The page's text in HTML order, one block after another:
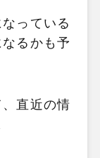
っている
るかも予
直近の情